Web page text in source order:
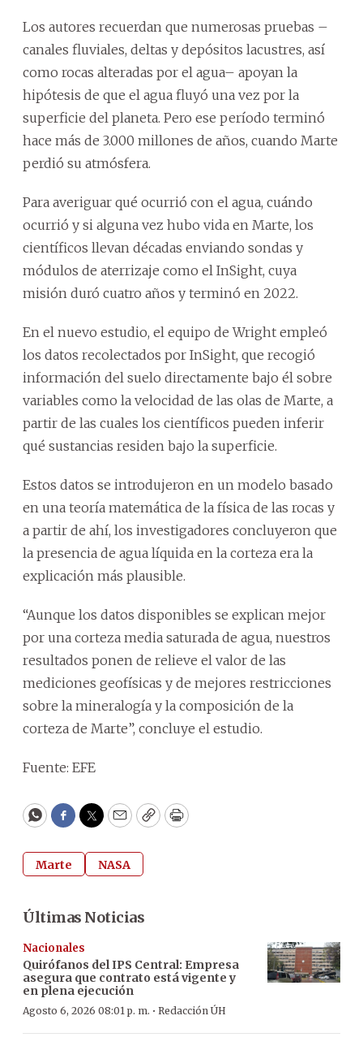
Los autores recuerdan que numerosas pruebas –
canales fluviales, deltas y depósitos lacustres, así
como rocas alteradas por el agua– apoyan la
hipótesis de que el agua fluyó una vez por la
superficie del planeta. Pero ese período terminó
hace más de 3.000 millones de años, cuando Marte
perdió su atmósfera.
Para averiguar qué ocurrió con el agua, cuándo
ocurrió y si alguna vez hubo vida en Marte, los
científicos llevan décadas enviando sondas y
módulos de aterrizaje como el InSight, cuya
misión duró cuatro años y terminó en 2022.
En el nuevo estudio, el equipo de Wright empleó
los datos recolectados por InSight, que recogió
información del suelo directamente bajo él sobre
variables como la velocidad de las olas de Marte, a
partir de las cuales los científicos pueden inferir
qué sustancias residen bajo la superficie.
Estos datos se introdujeron en un modelo basado
en una teoría matemática de la física de las rocas y
a partir de ahí, los investigadores concluyeron que
la presencia de agua líquida en la corteza era la
explicación más plausible.
“Aunque los datos disponibles se explican mejor
por una corteza media saturada de agua, nuestros
resultados ponen de relieve el valor de las
mediciones geofísicas y de mejores restricciones
sobre la mineralogía y la composición de la
corteza de Marte”, concluye el estudio.
Fuente: EFE
WhatsApp
Facebook
Twitter
EmailCopyPrint
Marte NASA
Últimas Noticias
Nacionales
Quirófanos del IPS Central: Empresa
asegura que contrato está vigente y
en plena ejecución
Agosto 6, 2026 08:01 p. m. · Redacción ÚH